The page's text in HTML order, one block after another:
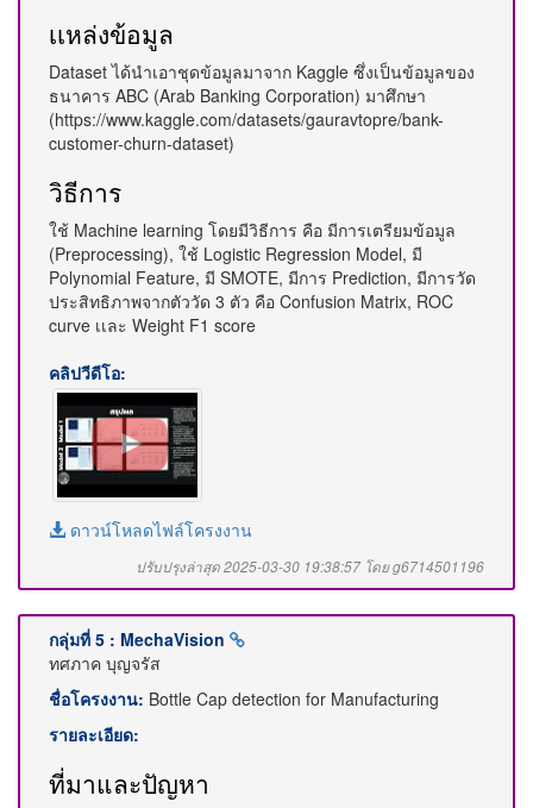
เเหล่งข้อมูล
Dataset ได้นำเอาชุดข้อมูลมาจาก Kaggle ซึ่งเป็นข้อมูลของ
ธนาคาร ABC (Arab Banking Corporation) มาศึกษา
(https://www.kaggle.com/datasets/gauravtopre/bank-
customer-churn-dataset)
วิธีการ
ใช้ Machine learning โดยมีวิธีการ คือ มีการเตรียมข้อมูล
(Preprocessing), ใช้ Logistic Regression Model, มี
Polynomial Feature, มี SMOTE, มีการ Prediction, มีการวัด
ประสิทธิภาพจากตัววัด 3 ตัว คือ Confusion Matrix, ROC
curve เเละ Weight F1 score
คลิปวีดีโอ:
ดาวน์โหลดไฟล์โครงงาน
ปรับปรุงล่าสุด 2025-03-30 19:38:57 โดย g6714501196
กลุ่มที่ 5 : MechaVision
ทศภาค บุญจรัส
ชื่อโครงงาน: Bottle Cap detection for Manufacturing
รายละเอียด:
ที่มาและปัญหา